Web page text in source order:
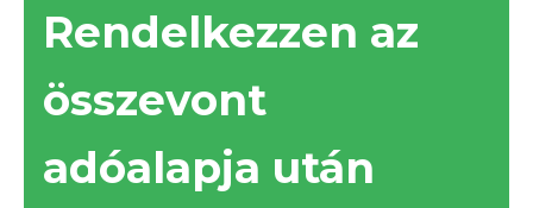
Rendelkezzen az
összevont
adóalapja után